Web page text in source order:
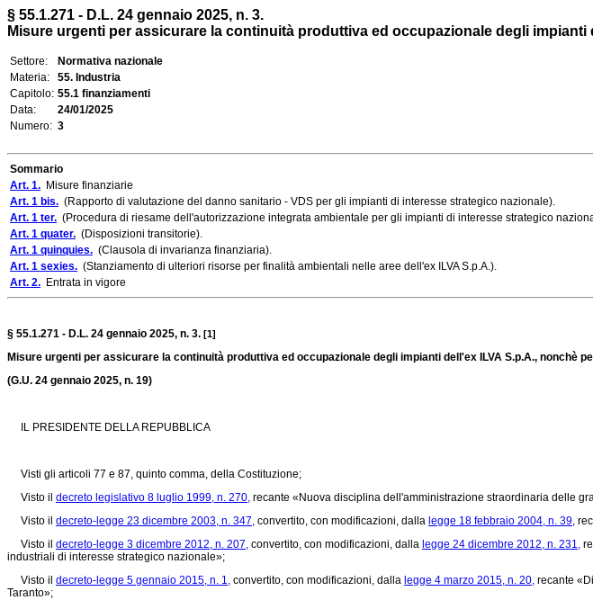
§ 55.1.271 - D.L. 24 gennaio 2025, n. 3.
Misure urgenti per assicurare la continuità produttiva ed occupazionale degli impianti
Settore:
Normativa nazionale
Materia:
55. Industria
Capitolo: 55.1 finanziamenti
Data:
24/01/2025
Numero: 3
Sommario
Art. 1. Misure finanziarie
Art. 1 bis. (Rapporto di valutazione del danno sanitario - VDS per gli impianti di interesse strategico nazionale).
Art. 1 ter. (Procedura di riesame dell'autorizzazione integrata ambientale per gli impianti di interesse strategico
Art. 1 quater. (Disposizioni transitorie).
Art. 1 quinquies. (Clausola di invarianza finanziaria).
Art. 1 sexies. (Stanziamento di ulteriori risorse per finalità ambientali nelle aree dell'ex ILVA S.p.A.).
Art. 2. Entrata in vigore
§ 55.1.271 - D.L. 24 gennaio 2025, n. 3. [1]
Misure urgenti per assicurare la continuità produttiva ed occupazionale degli impianti dell'ex ILVA S.p.A.,
(G.U. 24 gennaio 2025, n. 19)
IL PRESIDENTE DELLA REPUBBLICA
Visti gli articoli 77 e 87, quinto comma, della Costituzione;
Visto il decreto legislativo 8 luglio 1999, n. 270, recante «Nuova disciplina dell'amministrazione straordinaria delle
Visto il decreto-legge 23 dicembre 2003, n. 347, convertito, con modificazioni, dalla legge 18 febbraio 2004, n. 39,
Visto il decreto-legge 3 dicembre 2012, n. 207, convertito, con modificazioni, dalla legge 24 dicembre 2012, n. 231,
industriali di interesse strategico nazionale»;
Visto il decreto-legge 5 gennaio 2015, n. 1, convertito, con modificazioni, dalla legge 4 marzo 2015, n. 20, recante
Taranto»;